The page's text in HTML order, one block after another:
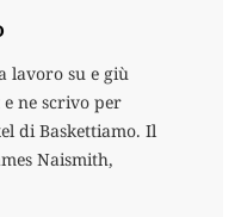
lavoro su e giù
ne scrivo per
di Baskettiamo. Il
Naismith,